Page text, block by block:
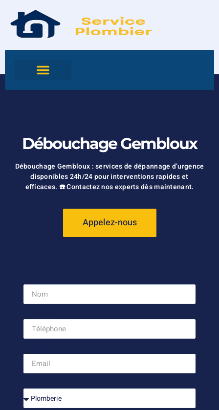
Débouchage Gembloux
Débouchage Gembloux : services de dépannage d’urgence
disponibles 24h/24 pour interventions rapides et
efficaces. ☎️ Contactez nos experts dès maintenant.
Appelez-nous